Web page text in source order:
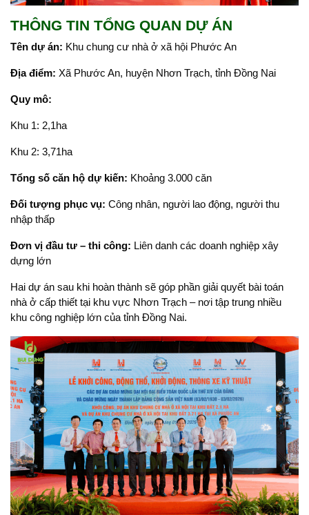
THÔNG TIN TỔNG QUAN DỰ ÁN
Tên dự án: Khu chung cư nhà ở xã hội Phước An
Địa điểm: Xã Phước An, huyện Nhơn Trạch, tỉnh Đồng Nai
Quy mô:
Khu 1: 2,1ha
Khu 2: 3,71ha
Tổng số căn hộ dự kiến: Khoảng 3.000 căn
Đối tượng phục vụ: Công nhân, người lao động, người thu
nhập thấp
Đơn vị đầu tư – thi công: Liên danh các doanh nghiệp xây
dựng lớn
Hai dự án sau khi hoàn thành sẽ góp phần giải quyết bài toán
nhà ở cấp thiết tại khu vực Nhơn Trạch – nơi tập trung nhiều
khu công nghiệp lớn của tỉnh Đồng Nai.